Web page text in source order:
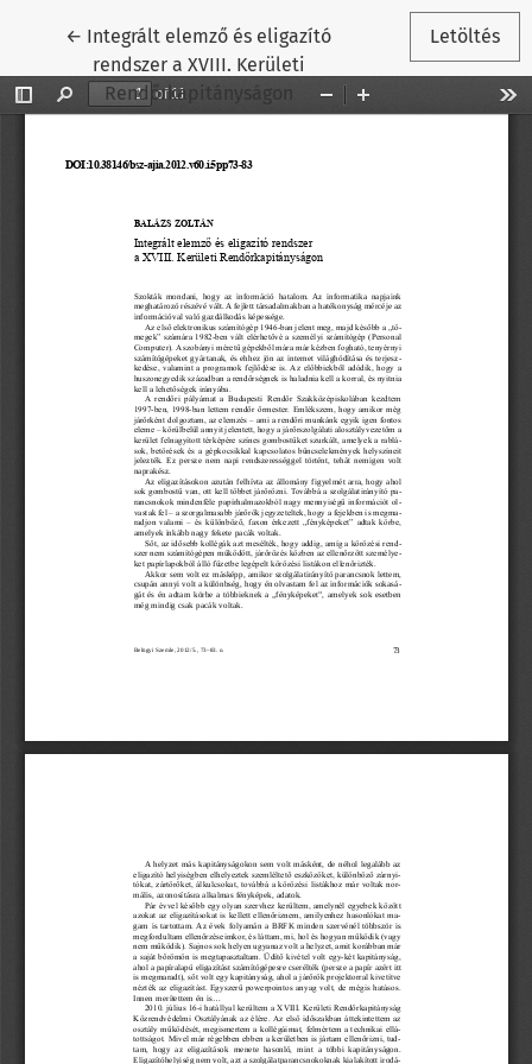
← Vissza a cikk részleteihez
Integrált elemző és eligazító
rendszer a XVIII. Kerületi
Rendőrkapitányságon
Letöltés